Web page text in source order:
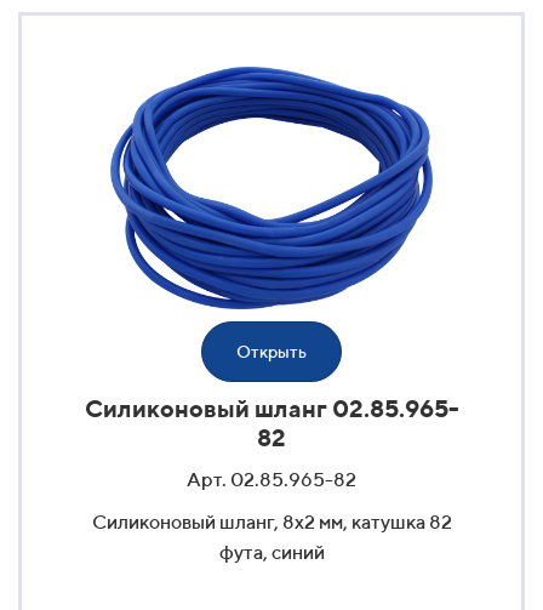
Открыть
Силиконовый шланг 02.85.965-
82
Арт. 02.85.965-82
Силиконовый шланг, 8x2 мм, катушка 82
фута, синий